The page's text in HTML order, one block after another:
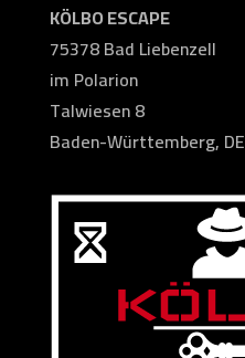
KÖLBO ESCAPE
75378 Bad Liebenzell
im Polarion
Talwiesen 8
Baden-Württemberg, DE